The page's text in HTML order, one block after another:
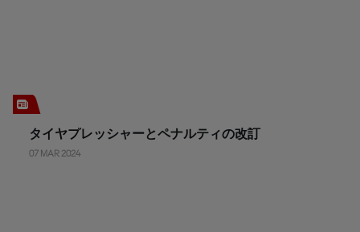
タイヤプレッシャーとペナルティの改訂
07 MAR 2024